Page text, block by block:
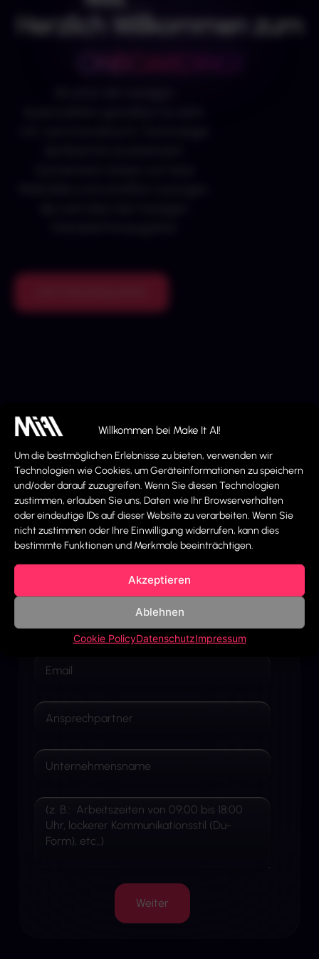
Willkommen bei Make It AI!
Um die bestmöglichen Erlebnisse zu bieten, verwenden wir
Technologien wie Cookies, um Geräteinformationen zu speichern
und/oder darauf zuzugreifen. Wenn Sie diesen Technologien
zustimmen, erlauben Sie uns, Daten wie Ihr Browserverhalten
oder eindeutige IDs auf dieser Website zu verarbeiten. Wenn Sie
nicht zustimmen oder Ihre Einwilligung widerrufen, kann dies
bestimmte Funktionen und Merkmale beeinträchtigen.
Akzeptieren
Ablehnen
Cookie PolicyDatenschutzImpressum
Herzlich Willkommen zum
Jetzt geht´s los!
Damit MIA optimal für Dich arbeiten kann,
sind präzise und vollständige
Informationen entscheidend. Jede
Angabe hilft, die KI perfekt auf Dein
Unternehmen abzustimmen und
maximale Ergebnisse zu erzielen.
1 2 3 4 5 6
1. Unternehmensdetails:
Weiter